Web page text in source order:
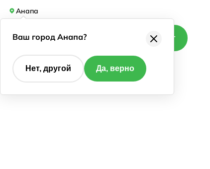
Анапа
Каталог
Ваш город Анапа?
Нет, другой Да, верно